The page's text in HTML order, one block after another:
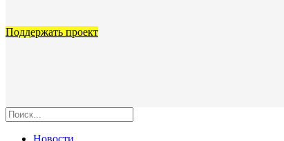
Поддержать проект